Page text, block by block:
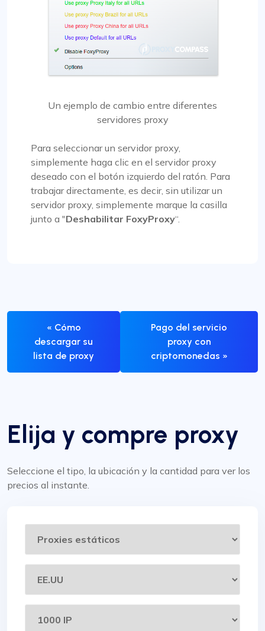
Un ejemplo de cambio entre diferentes
servidores proxy
Para seleccionar un servidor proxy,
simplemente haga clic en el servidor proxy
deseado con el botón izquierdo del ratón. Para
trabajar directamente, es decir, sin utilizar un
servidor proxy, simplemente marque la casilla
junto a "Deshabilitar FoxyProxy“.
« Cómo
descargar su
lista de proxy
Pago del servicio
proxy con
criptomonedas »
Elija y compre proxy
Seleccione el tipo, la ubicación y la cantidad para ver los
precios al instante.